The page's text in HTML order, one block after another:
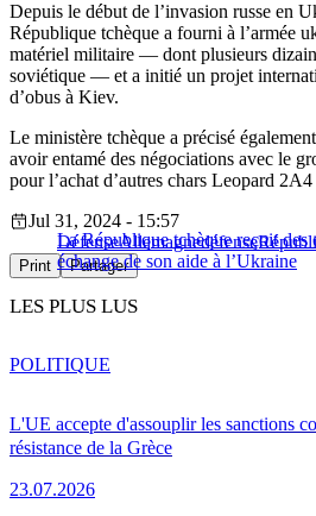
Depuis le début de l’invasion russe en
République tchèque a fourni à l’armée
matériel militaire — dont plusieurs
soviétique — et a initié un projet
d’obus à Kiev.
Le ministère tchèque a précisé
avoir entamé des négociations avec le
pour l’achat d’autres chars Leopard
La République tchèque reçoit des
échange de son aide à l’Ukraine
Jul 31, 2024 - 15:57
DéfenseAllemagnedéfense
Print Partager
LES PLUS LUS
L'UE accepte d'assouplir les sanctions
résistance de la Grèce
23.07.2026
POLITIQUE